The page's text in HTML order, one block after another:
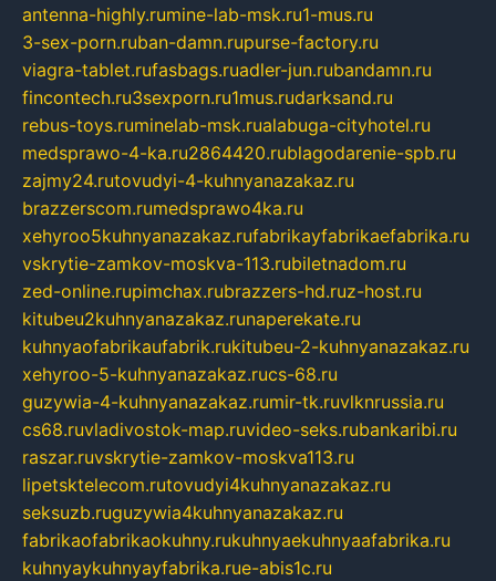
antenna-highly.rumine-lab-msk.ru1-mus.ru
3-sex-porn.ruban-damn.rupurse-factory.ru
viagra-tablet.rufasbags.ruadler-jun.rubandamn.ru
fincontech.ru3sexporn.ru1mus.rudarksand.ru
rebus-toys.ruminelab-msk.rualabuga-cityhotel.ru
medsprawo-4-ka.ru2864420.rublagodarenie-spb.ru
zajmy24.rutovudyi-4-kuhnyanazakaz.ru
brazzerscom.rumedsprawo4ka.ru
xehyroo5kuhnyanazakaz.rufabrikayfabrikaefabrika.ru
vskrytie-zamkov-moskva-113.rubiletnadom.ru
zed-online.rupimchax.rubrazzers-hd.ruz-host.ru
kitubeu2kuhnyanazakaz.runaperekate.ru
kuhnyaofabrikaufabrik.rukitubeu-2-kuhnyanazakaz.ru
xehyroo-5-kuhnyanazakaz.rucs-68.ru
guzywia-4-kuhnyanazakaz.rumir-tk.ruvlknrussia.ru
cs68.ruvladivostok-map.ruvideo-seks.rubankaribi.ru
raszar.ruvskrytie-zamkov-moskva113.ru
lipetsktelecom.rutovudyi4kuhnyanazakaz.ru
seksuzb.ruguzywia4kuhnyanazakaz.ru
fabrikaofabrikaokuhny.rukuhnyaekuhnyaafabrika.ru
kuhnyaykuhnyayfabrika.rue-abis1c.ru